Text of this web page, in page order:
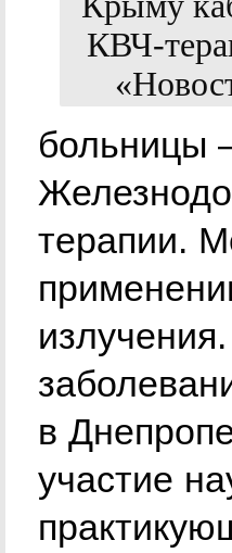
больницы
терапии.
в
участие